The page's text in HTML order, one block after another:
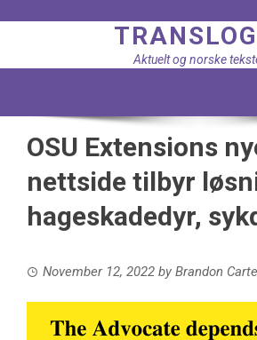
Aktuelt og norske
OSU Extensions
nettside tilbyr
hageskadedyr,
November 12, 2022 by Brandon